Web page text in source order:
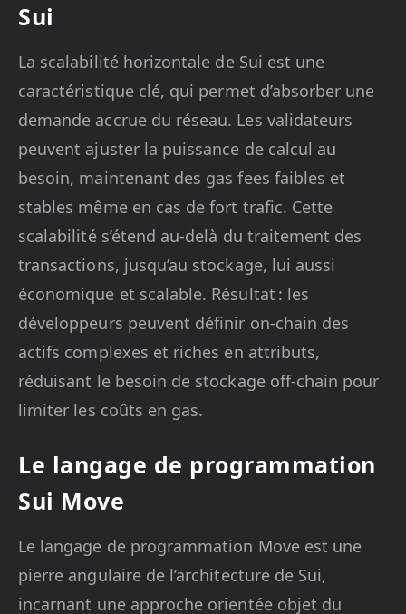
Sui
La scalabilité horizontale de Sui est une
caractéristique clé, qui permet d’absorber une
demande accrue du réseau. Les validateurs
peuvent ajuster la puissance de calcul au
besoin, maintenant des gas fees faibles et
stables même en cas de fort trafic. Cette
scalabilité s’étend au-delà du traitement des
transactions, jusqu’au stockage, lui aussi
économique et scalable. Résultat : les
développeurs peuvent définir on-chain des
actifs complexes et riches en attributs,
réduisant le besoin de stockage off-chain pour
limiter les coûts en gas.
Le langage de programmation
Sui Move
Le langage de programmation Move est une
pierre angulaire de l’architecture de Sui,
incarnant une approche orientée objet du